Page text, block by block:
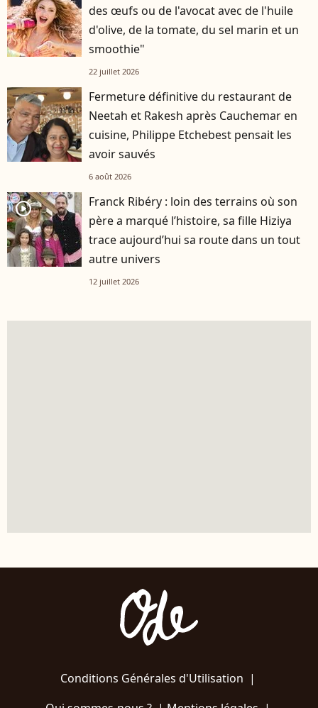
des œufs ou de l'avocat avec de l'huile
d'olive, de la tomate, du sel marin et un
smoothie"
22 juillet 2026
Fermeture définitive du restaurant de
Neetah et Rakesh après Cauchemar en
cuisine, Philippe Etchebest pensait les
avoir sauvés
6 août 2026
player2
Franck Ribéry : loin des terrains où son
père a marqué l’histoire, sa fille Hiziya
trace aujourd’hui sa route dans un tout
autre univers
12 juillet 2026
Conditions Générales d'Utilisation |